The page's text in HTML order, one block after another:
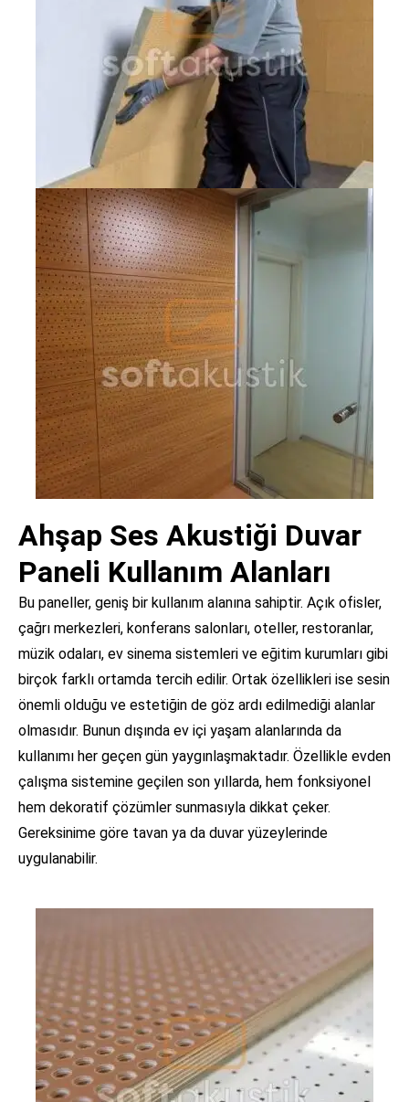
Ahşap Ses Akustiği Duvar
Paneli Kullanım Alanları
Bu paneller, geniş bir kullanım alanına sahiptir. Açık ofisler,
çağrı merkezleri, konferans salonları, oteller, restoranlar,
müzik odaları, ev sinema sistemleri ve eğitim kurumları gibi
birçok farklı ortamda tercih edilir. Ortak özellikleri ise sesin
önemli olduğu ve estetiğin de göz ardı edilmediği alanlar
olmasıdır. Bunun dışında ev içi yaşam alanlarında da
kullanımı her geçen gün yaygınlaşmaktadır. Özellikle evden
çalışma sistemine geçilen son yıllarda, hem fonksiyonel
hem dekoratif çözümler sunmasıyla dikkat çeker.
Gereksinime göre tavan ya da duvar yüzeylerinde
uygulanabilir.